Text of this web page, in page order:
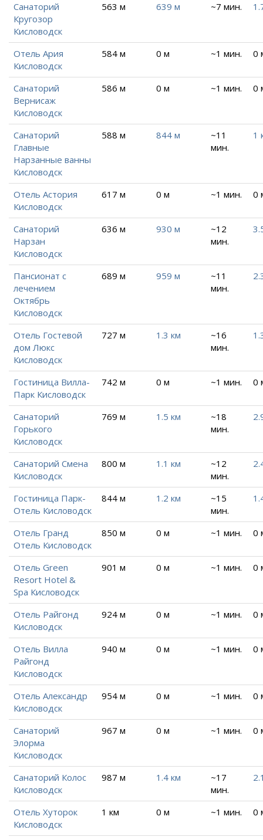
Санаторий
Кругозор
Кисловодск
563 м 639 м ~7 мин.
Отель Ария
Кисловодск
584 м 0 м ~1 мин. 0
Санаторий
Вернисаж
Кисловодск
586 м 0 м ~1 мин. 0
Санаторий
Главные
Нарзанные ванны
Кисловодск
588 м 844 м
~11
мин.
1
Отель Астория
Кисловодск
617 м 0 м ~1 мин. 0
Санаторий
Нарзан
Кисловодск
636 м 930 м
~12
мин.
Пансионат с
лечением
Октябрь
Кисловодск
689 м 959 м
~11
мин.
Отель Гостевой
дом Люкс
Кисловодск
727 м 1.3 км
~16
мин.
Гостиница Вилла-
Парк Кисловодск
742 м 0 м ~1 мин. 0
Санаторий
Горького
Кисловодск
769 м 1.5 км
~18
мин.
Санаторий Смена
Кисловодск
800 м 1.1 км
~12
мин.
Гостиница Парк-
Отель Кисловодск
844 м 1.2 км
~15
мин.
Отель Гранд
Отель Кисловодск
850 м 0 м ~1 мин. 0
Отель Green
Resort Hotel &
Spa Кисловодск
901 м 0 м ~1 мин. 0
Отель Райгонд
Кисловодск
924 м 0 м ~1 мин. 0
Отель Вилла
Райгонд
Кисловодск
940 м 0 м ~1 мин. 0
Отель Александр
Кисловодск
954 м 0 м ~1 мин. 0
Санаторий
Элорма
Кисловодск
967 м 0 м ~1 мин. 0
Санаторий Колос
Кисловодск
987 м 1.4 км
~17
мин.
Отель Хуторок
Кисловодск
1 км 0 м ~1 мин. 0